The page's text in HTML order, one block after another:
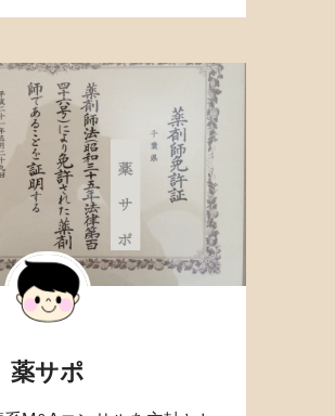
薬サポ